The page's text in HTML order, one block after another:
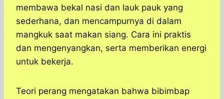
membawa bekal nasi dan lauk pauk yang
sederhana, dan mencampurnya di dalam
mangkuk saat makan siang. Cara ini praktis
dan mengenyangkan, serta memberikan energi
untuk bekerja.
Teori perang mengatakan bahwa bibimbap